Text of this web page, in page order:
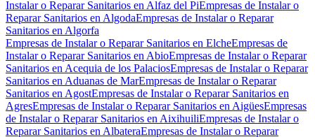
Instalar o Reparar Sanitarios en Alfaz del PiEmpresas de Instalar o
Reparar Sanitarios en AlgodaEmpresas de Instalar o Reparar
Sanitarios en Algorfa
Empresas de Instalar o Reparar Sanitarios en ElcheEmpresas de
Instalar o Reparar Sanitarios en AbioEmpresas de Instalar o Reparar
Sanitarios en Acequia de los PalaciosEmpresas de Instalar o Reparar
Sanitarios en Aduanas de MarEmpresas de Instalar o Reparar
Sanitarios en AgostEmpresas de Instalar o Reparar Sanitarios en
AgresEmpresas de Instalar o Reparar Sanitarios en AigüesEmpresas
de Instalar o Reparar Sanitarios en AixihuiliEmpresas de Instalar o
Reparar Sanitarios en AlbateraEmpresas de Instalar o Reparar